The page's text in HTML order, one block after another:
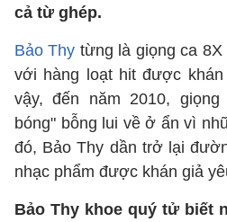
cả từ ghép.
Bảo Thy từng là giọng ca
với hàng loạt hit được
vậy, đến năm 2010,
bóng" bỗng lui về ở ẩn vì
đó, Bảo Thy dần trở lại
nhạc phẩm được khán giả
Bảo Thy khoe quý tử biết